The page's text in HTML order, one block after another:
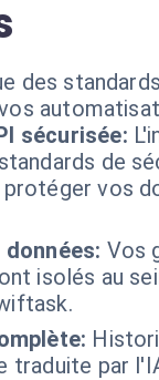
des
sécurisée:
de
vos
Vos
isolés au
traduite par